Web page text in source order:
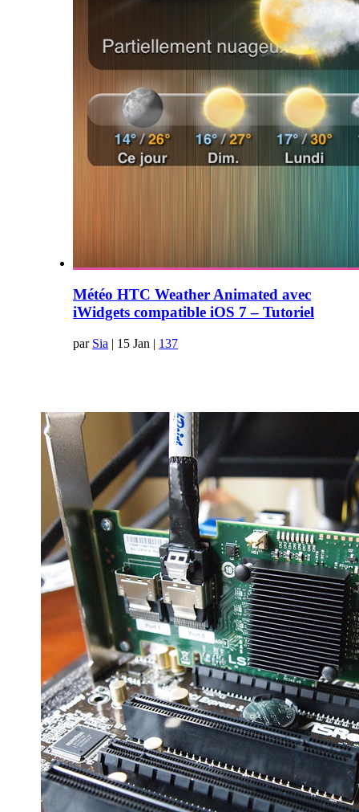
Météo HTC Weather Animated avec
iWidgets compatible iOS 7 – Tutoriel
par Sia | 15 Jan | 137